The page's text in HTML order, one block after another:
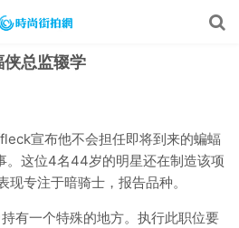
总监辍学
宣布他不会担任即将到来的蝙蝠
。这位4名44岁的明星还在制造该项
现专注于暗骑士，报告品种。
有一个特殊的地方。执行此职位要